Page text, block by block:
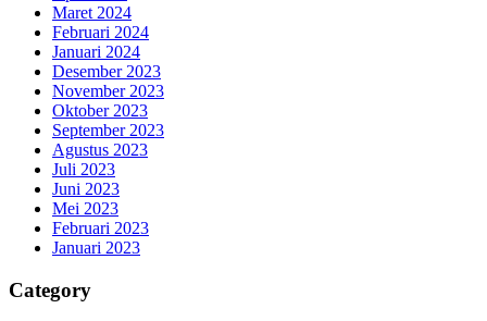
Maret 2024
Februari 2024
Januari 2024
Desember 2023
November 2023
Oktober 2023
September 2023
Agustus 2023
Juli 2023
Juni 2023
Mei 2023
Februari 2023
Januari 2023
Category